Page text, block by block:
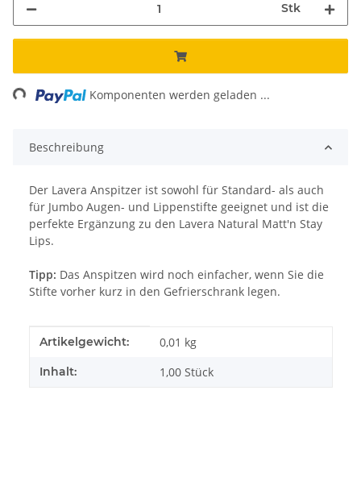
Stk
Komponenten werden geladen ...
Beschreibung
Der Lavera Anspitzer ist sowohl für Standard- als auch
für Jumbo Augen- und Lippenstifte geeignet und ist die
perfekte Ergänzung zu den Lavera Natural Matt'n Stay
Lips.
Tipp: Das Anspitzen wird noch einfacher, wenn Sie die
Stifte vorher kurz in den Gefrierschrank legen.
Produkteigenschaft
Wert
Artikelgewicht: 0,01 kg
Inhalt: 1,00 Stück